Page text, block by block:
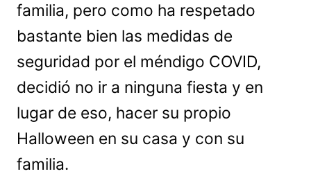
familia, pero como ha respetado
bastante bien las medidas de
seguridad por el méndigo COVID,
decidió no ir a ninguna fiesta y en
lugar de eso, hacer su propio
Halloween en su casa y con su
familia.